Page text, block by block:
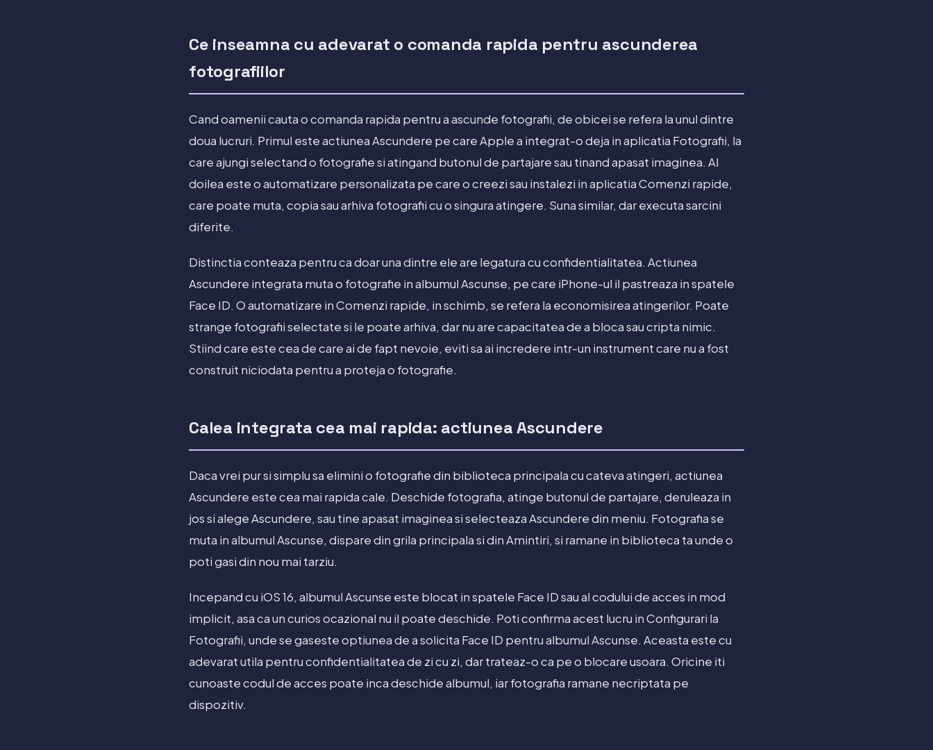
Ce inseamna cu adevarat o comanda rapida pentru ascunderea
fotografiilor
Cand oamenii cauta o comanda rapida pentru a ascunde fotografii, de obicei se refera la unul dintre
doua lucruri. Primul este actiunea Ascundere pe care Apple a integrat-o deja in aplicatia Fotografii, la
care ajungi selectand o fotografie si atingand butonul de partajare sau tinand apasat imaginea. Al
doilea este o automatizare personalizata pe care o creezi sau instalezi in aplicatia Comenzi rapide,
care poate muta, copia sau arhiva fotografii cu o singura atingere. Suna similar, dar executa sarcini
diferite.
Distinctia conteaza pentru ca doar una dintre ele are legatura cu confidentialitatea. Actiunea
Ascundere integrata muta o fotografie in albumul Ascunse, pe care iPhone-ul il pastreaza in spatele
Face ID. O automatizare in Comenzi rapide, in schimb, se refera la economisirea atingerilor. Poate
strange fotografii selectate si le poate arhiva, dar nu are capacitatea de a bloca sau cripta nimic.
Stiind care este cea de care ai de fapt nevoie, eviti sa ai incredere intr-un instrument care nu a fost
construit niciodata pentru a proteja o fotografie.
Calea integrata cea mai rapida: actiunea Ascundere
Daca vrei pur si simplu sa elimini o fotografie din biblioteca principala cu cateva atingeri, actiunea
Ascundere este cea mai rapida cale. Deschide fotografia, atinge butonul de partajare, deruleaza in
jos si alege Ascundere, sau tine apasat imaginea si selecteaza Ascundere din meniu. Fotografia se
muta in albumul Ascunse, dispare din grila principala si din Amintiri, si ramane in biblioteca ta unde o
poti gasi din nou mai tarziu.
Incepand cu iOS 16, albumul Ascunse este blocat in spatele Face ID sau al codului de acces in mod
implicit, asa ca un curios ocazional nu il poate deschide. Poti confirma acest lucru in Configurari la
Fotografii, unde se gaseste optiunea de a solicita Face ID pentru albumul Ascunse. Aceasta este cu
adevarat utila pentru confidentialitatea de zi cu zi, dar trateaz-o ca pe o blocare usoara. Oricine iti
cunoaste codul de acces poate inca deschide albumul, iar fotografia ramane necriptata pe
dispozitiv.